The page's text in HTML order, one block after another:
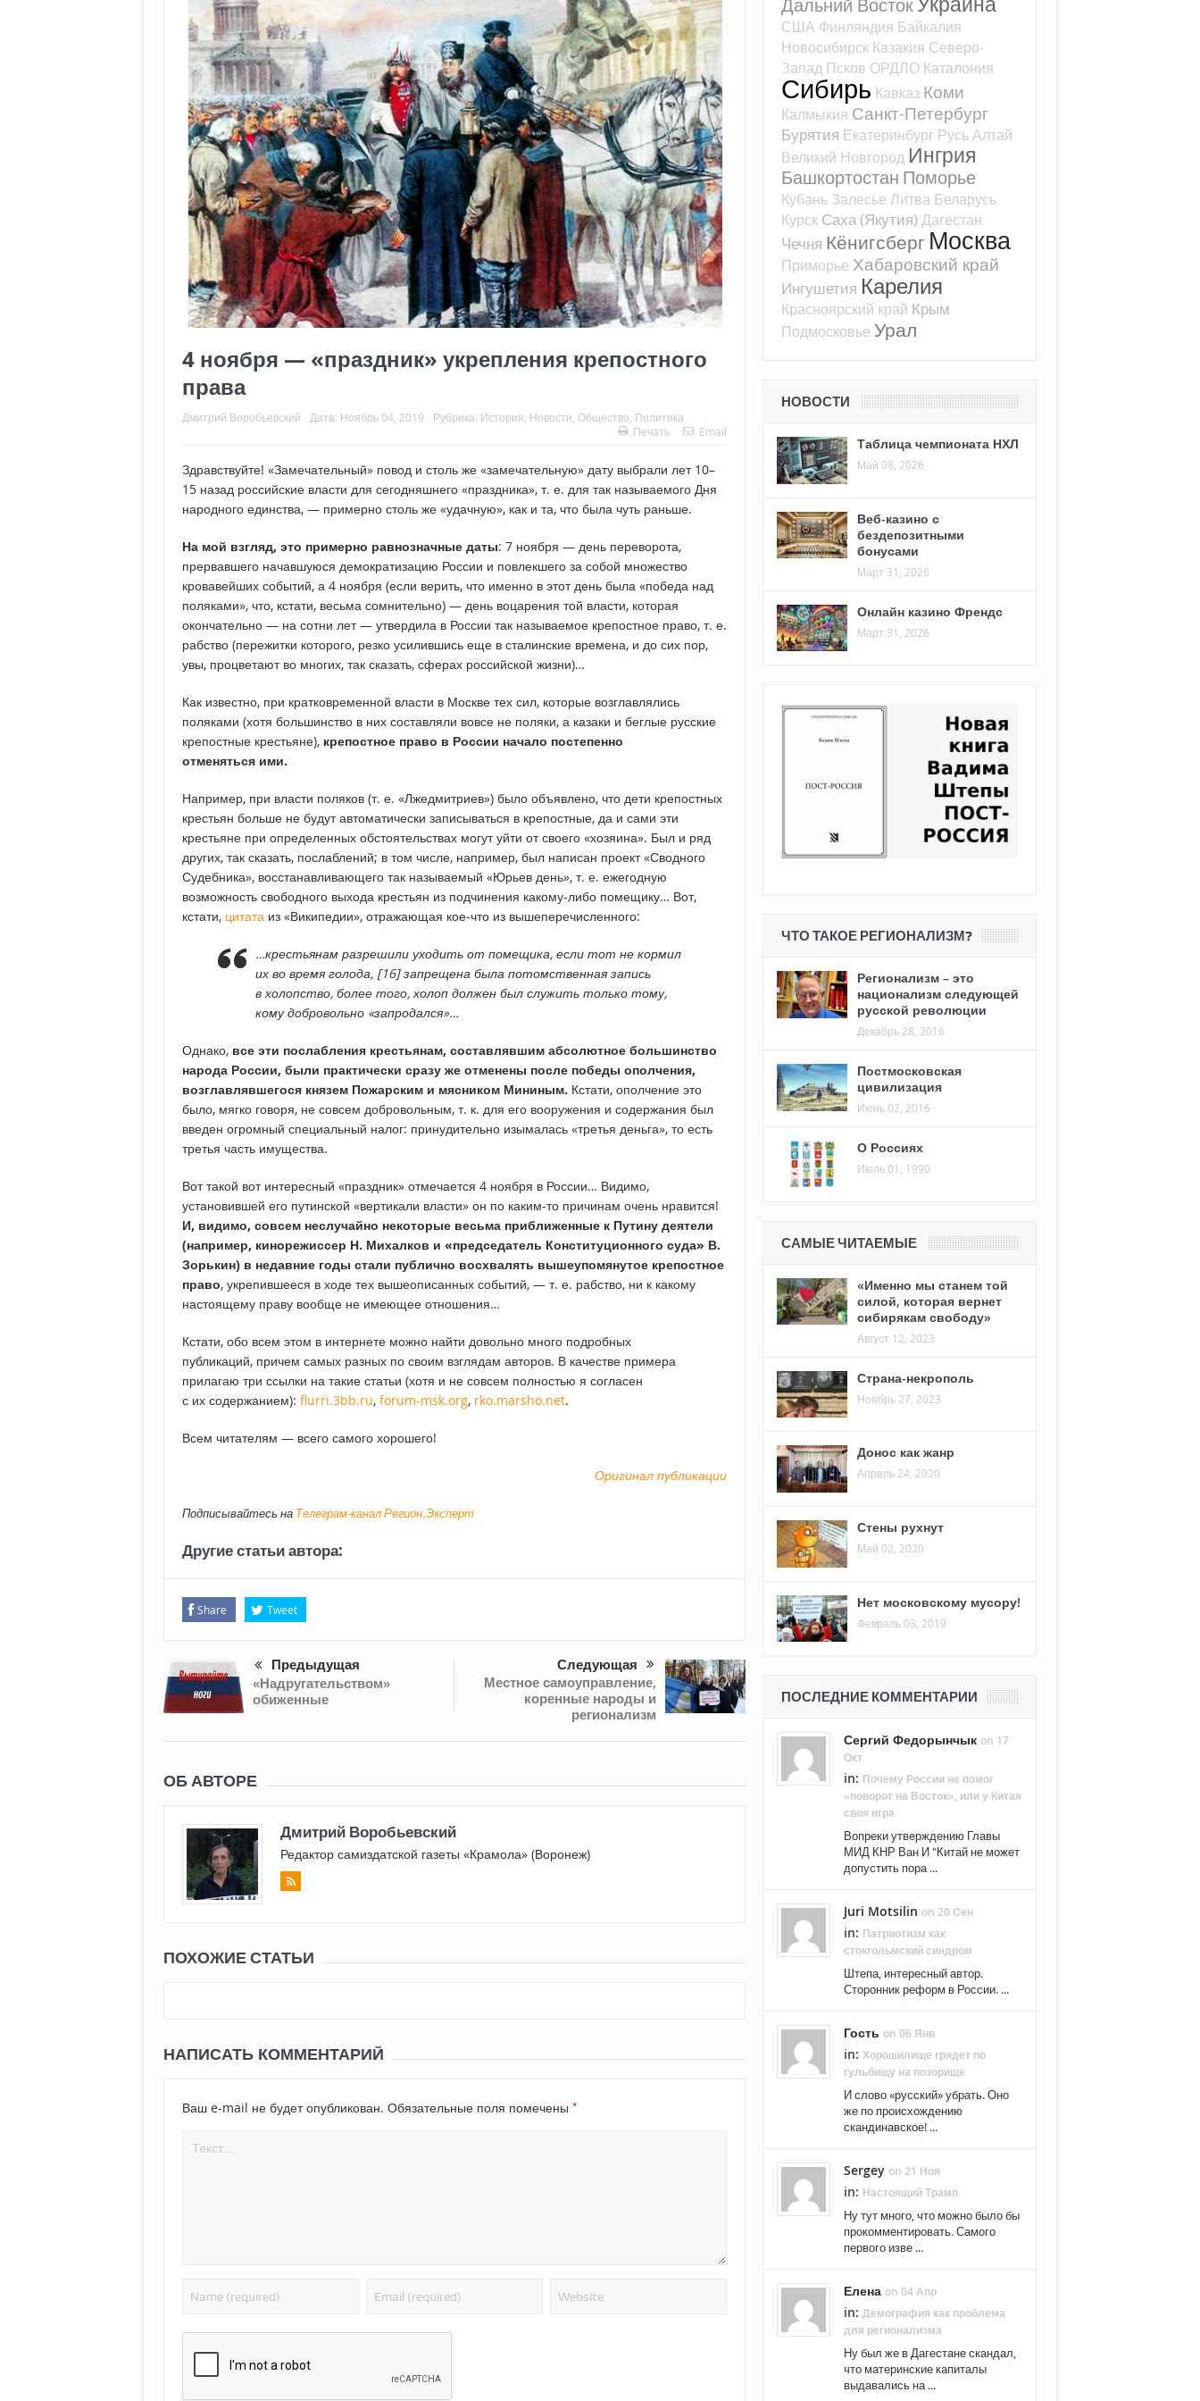
4 ноября — «праздник» укрепления крепостного
права
Дмитрий Воробьевский Дата: Ноябрь 04, 2019 Рубрика: История Новости Общество Политика
Печать
Email
Здравствуйте! «Замечательный» повод и столь же «замечательную» дату выбрали лет 10–
15 назад российские власти для сегодняшнего «праздника», т. е. для так называемого Дня
народного единства, — примерно столь же «удачную», как и та, что была чуть раньше.
На мой взгляд, это примерно равнозначные даты: 7 ноября — день переворота,
прервавшего начавшуюся демократизацию России и повлекшего за собой множество
кровавейших событий, а 4 ноября (если верить, что именно в этот день была «победа над
поляками», что, кстати, весьма сомнительно) — день воцарения той власти, которая
окончательно — на сотни лет — утвердила в России так называемое крепостное право, т. е.
рабство (пережитки которого, резко усилившись еще в сталинские времена, и до сих пор,
увы, процветают во многих, так сказать, сферах российской жизни)…
Как известно, при кратковременной власти в Москве тех сил, которые возглавлялись
поляками (хотя большинство в них составляли вовсе не поляки, а казаки и беглые русские
крепостные крестьяне), крепостное право в России начало постепенно
отменяться ими.
Например, при власти поляков (т. е. «Лжедмитриев») было объявлено, что дети крепостных
крестьян больше не будут автоматически записываться в крепостные, да и сами эти
крестьяне при определенных обстоятельствах могут уйти от своего «хозяина». Был и ряд
других, так сказать, послаблений; в том числе, например, был написан проект «Сводного
Судебника», восстанавливающего так называемый «Юрьев день», т. е. ежегодную
возможность свободного выхода крестьян из подчинения какому-либо помещику… Вот,
кстати, цитата из «Википедии», отражающая кое-что из вышеперечисленного:
…крестьянам разрешили уходить от помещика, если тот не кормил
их во время голода, [16] запрещена была потомственная запись
в холопство, более того, холоп должен был служить только тому,
кому добровольно «запродался»…
Однако, все эти послабления крестьянам, составлявшим абсолютное большинство
народа России, были практически сразу же отменены после победы ополчения,
возглавлявшегося князем Пожарским и мясником Мининым. Кстати, ополчение это
было, мягко говоря, не совсем добровольным, т. к. для его вооружения и содержания был
введен огромный специальный налог: принудительно изымалась «третья деньга», то есть
третья часть имущества.
Вот такой вот интересный «праздник» отмечается 4 ноября в России… Видимо,
установившей его путинской «вертикали власти» он по каким-то причинам очень нравится!
И, видимо, совсем неслучайно некоторые весьма приближенные к Путину деятели
(например, кинорежиссер Н. Михалков и «председатель Конституционного суда» В.
Зорькин) в недавние годы стали публично восхвалять вышеупомянутое крепостное
право, укрепившееся в ходе тех вышеописанных событий, — т. е. рабство, ни к какому
настоящему праву вообще не имеющее отношения…
Кстати, обо всем этом в интернете можно найти довольно много подробных
публикаций, причем самых разных по своим взглядам авторов. В качестве примера
прилагаю три ссылки на такие статьи (хотя и не совсем полностью я согласен
с их содержанием): flurri.3bb.ru, forum-msk.org, rko.marsho.net.
Всем читателям — всего самого хорошего!
Оригинал публикации
Подписывайтесь на Телеграм-канал Регион.Эксперт
Другие статьи автора:
Share Tweet
Предыдущая
«Надругательством»
обиженные
Следующая
Местное самоуправление,
коренные народы и
регионализм
ОБ АВТОРЕ
Дмитрий Воробьевский
Редактор самиздатской газеты «Крамола» (Воронеж)
ПОХОЖИЕ СТАТЬИ
НАПИСАТЬ КОММЕНТАРИЙ
Ваш e-mail не будет опубликован. Обязательные поля помечены *
Дальний Восток
США Финляндия Байкалия
Новосибирск Казакия Северо-
Запад Псков ОРДЛО Каталония
Сибирь Кавказ Коми
Калмыкия Санкт-Петербург
Бурятия Екатеринбург РусьАлтай
Великий Новгород Ингрия
Башкортостан Поморье
Кубань Залесье Литва Беларусь
Курск Саха (Якутия) Дагестан
Чечня Кёнигсберг Москва
Приморье Хабаровский край
Ингушетия Карелия
Красноярский край Крым
Подмосковье Урал
НОВОСТИ
Таблица чемпионата НХЛ
Май 08, 2026
Веб-казино с
бездепозитными
бонусами
Март 31, 2026
Онлайн казино Френдс
Март 31, 2026
ЧТО ТАКОЕ РЕГИОНАЛИЗМ?
Регионализм – это
национализм следующей
русской революции
Декабрь 28, 2016
Постмосковская
цивилизация
Июнь 02, 2016
О Россиях
Июль 01, 1990
САМЫЕ ЧИТАЕМЫЕ
«Именно мы станем той
силой, которая вернет
сибирякам свободу»
Август 12, 2023
Страна-некрополь
Ноябрь 27, 2023
Донос как жанр
Апрель 24, 2020
Стены рухнут
Май 02, 2020
Нет московскому мусору!
Февраль 03, 2019
ПОСЛЕДНИЕ КОММЕНТАРИИ
Сергий Федорынчык on 17
Окт
in: Почему России не помог
«поворот на Восток», или у Китая
своя игра
Вопреки утверждению Главы
МИД КНР Ван И "Китай не может
допустить пора ...
Juri Motsilin on 20 Сен
in: Патриотизм как
стокгольмский синдром
Штепа, интересный автор.
Сторонник реформ в России. ...
Гость on 06 Янв
in: Хорошилище грядет по
гульбищу на позорище
И слово «русский» убрать. Оно
же по происхождению
скандинавское! ...
Sergey on 21 Ноя
in: Настоящий Трамп
Ну тут много, что можно было бы
прокомментировать. Самого
первого изве ...
Елена on 04 Апр
in: Демография как проблема
для регионализма
Ну был же в Дагестане скандал,
что материнские капиталы
выдавались на ...